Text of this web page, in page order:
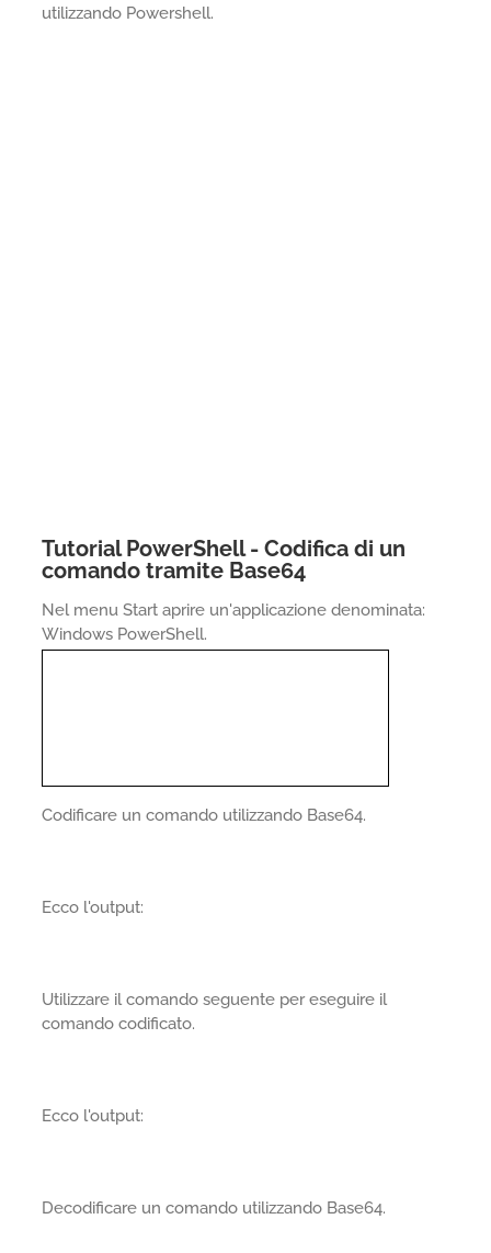
utilizzando Powershell.
Tutorial PowerShell - Codifica di un
comando tramite Base64
Nel menu Start aprire un'applicazione denominata:
Windows PowerShell.
Codificare un comando utilizzando Base64.
Ecco l'output:
Utilizzare il comando seguente per eseguire il
comando codificato.
Ecco l'output:
Decodificare un comando utilizzando Base64.